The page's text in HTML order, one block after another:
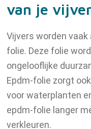
van je vijver
Vijvers worden
folie. Deze folie
ongelooflijke
Epdm-folie zorgt
voor waterplanten
epdm-folie langer
verkleuren.